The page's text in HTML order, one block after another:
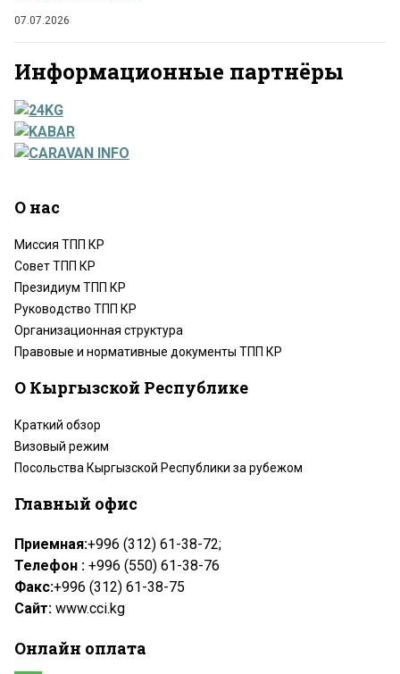
07.07.2026
Информационные партнёры
О нас
Миссия ТПП КР
Совет ТПП КР
Президиум ТПП КР
Руководство ТПП КР
Организационная структура
Правовые и нормативные документы ТПП КР
О Кыргызской Республике
Краткий обзор
Визовый режим
Посольства Кыргызской Республики за рубежом
Главный офис
Приемная:+996 (312) 61-38-72;
Телефон : +996 (550) 61-38-76
Факс:+996 (312) 61-38-75
Сайт: www.cci.kg
Онлайн оплата